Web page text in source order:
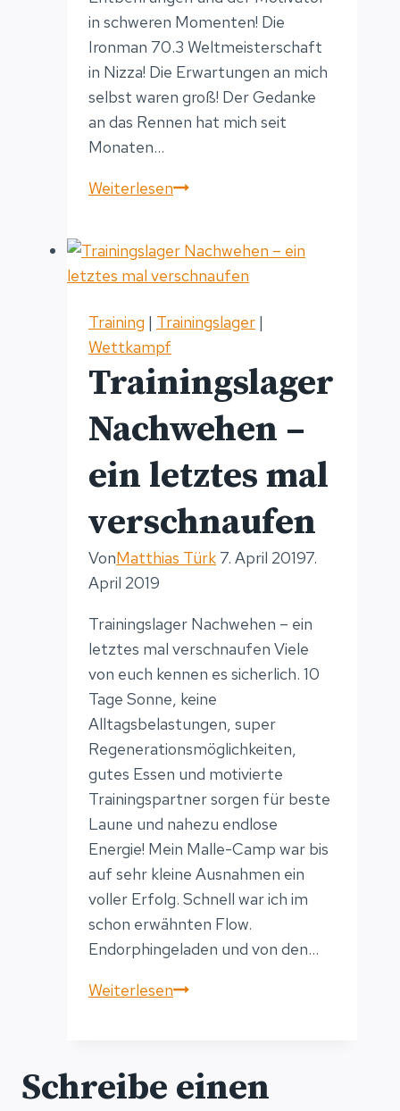
in schweren Momenten! Die
Ironman 70.3 Weltmeisterschaft
in Nizza! Die Erwartungen an mich
selbst waren groß! Der Gedanke
an das Rennen hat mich seit
Monaten…
WeiterlesenIRONMAN
Training | Trainingslager |
Wettkampf
Trainingslager
Nachwehen –
ein letztes mal
verschnaufen
VonMatthias Türk 7. April 20197.
April 2019
Trainingslager Nachwehen – ein
letztes mal verschnaufen Viele
von euch kennen es sicherlich. 10
Tage Sonne, keine
Alltagsbelastungen, super
Regenerationsmöglichkeiten,
gutes Essen und motivierte
Trainingspartner sorgen für beste
Laune und nahezu endlose
Energie! Mein Malle-Camp war bis
auf sehr kleine Ausnahmen ein
voller Erfolg. Schnell war ich im
schon erwähnten Flow.
Endorphingeladen und von den…
WeiterlesenTrainingslager
letztes
Schreibe einen